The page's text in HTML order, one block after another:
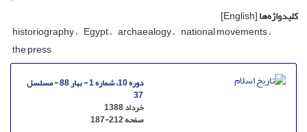
کلیدواژه‌ها[English]
historiography Egypt archaealogy national movements
the press
دوره 10، شماره 1 - بهار 88 - مسلسل
37
خرداد 1388
صفحه187-212